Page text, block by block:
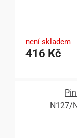
není skladem
416 Kč
N127/